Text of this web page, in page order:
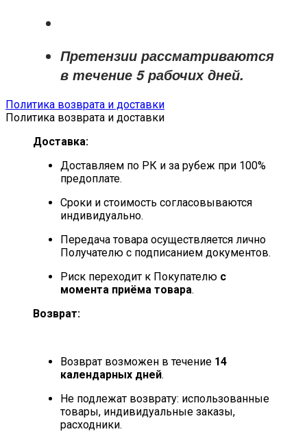
Претензии рассматриваются
в течение 5 рабочих дней.
Политика возврата и доставки
Политика возврата и доставки
Доставка:
Доставляем по РК и за рубеж при 100%
предоплате.
Сроки и стоимость согласовываются
индивидуально.
Передача товара осуществляется лично
Получателю с подписанием документов.
Риск переходит к Покупателю с
момента приёма товара.
Возврат:
Возврат возможен в течение 14
календарных дней.
Не подлежат возврату: использованные
товары, индивидуальные заказы,
расходники.